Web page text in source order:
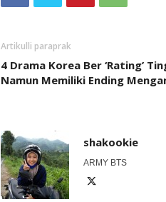
Artikulli paraprak
4 Drama Korea Ber ‘Rating’
Namun Memiliki Ending
shakookie
ARMY BTS